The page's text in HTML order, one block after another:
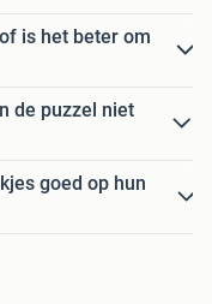
is het beter om
de puzzel niet
goed op hun